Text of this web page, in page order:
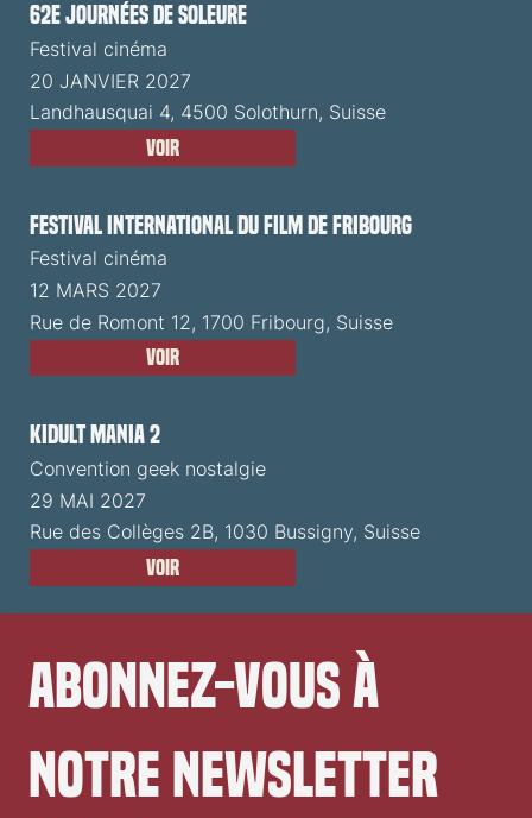
62e Journées de Soleure
Festival cinéma
20 JANVIER 2027
Landhausquai 4, 4500 Solothurn, Suisse
Voir
Festival International du Film de Fribourg
Festival cinéma
12 MARS 2027
Rue de Romont 12, 1700 Fribourg, Suisse
Voir
Kidult Mania 2
Convention geek nostalgie
29 MAI 2027
Rue des Collèges 2B, 1030 Bussigny, Suisse
Voir
Abonnez-vous à
notre newsletter